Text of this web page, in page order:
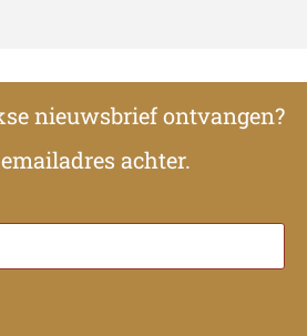
nieuwsbrief ontvangen?
achter.